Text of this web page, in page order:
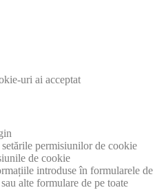
uri ai acceptat
permisiunilor de cookie
de cookie
introduse în formularele de
alte formulare de pe toate